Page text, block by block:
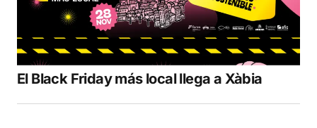
El Black Friday más local llega a Xàbia